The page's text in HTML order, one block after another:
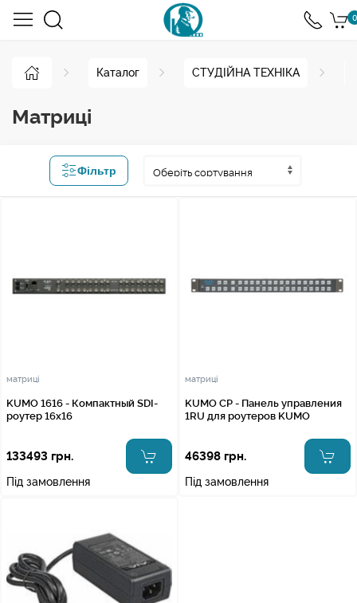
0
Каталог СТУДІЙНА ТЕХНІКА
Матриці
Фільтр
матриці
KUMO 1616 - Компактный SDI-
роутер 16x16
133493 грн.
Під замовлення
матриці
KUMO CP - Панель управления
1RU для роутеров KUMO
46398 грн.
Під замовлення